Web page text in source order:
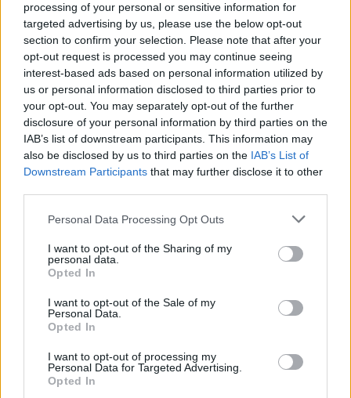
processing of your personal or sensitive information for
targeted advertising by us, please use the below opt-out
section to confirm your selection. Please note that after your
opt-out request is processed you may continue seeing
interest-based ads based on personal information utilized by
us or personal information disclosed to third parties prior to
your opt-out. You may separately opt-out of the further
disclosure of your personal information by third parties on the
IAB’s list of downstream participants. This information may
also be disclosed by us to third parties on the IAB’s List of
Downstream Participants that may further disclose it to other
Please note that this website/app uses one or more Google
not limited to your visit or usage behaviour. You may click to
grant or deny consent to Google and its third-party tags to
use your data for below specified purposes in below Google
consent section.
Personal Data Processing Opt Outs
I want to opt-out of the Sharing of my
personal data.
Opted In
I want to opt-out of the Sale of my
Personal Data.
Opted In
I want to opt-out of processing my
Personal Data for Targeted Advertising.
Opted In
ΑΣΕΠ: Εξ αποστάσεως η πιο Εύκολη
Πιστοποίηση Υπολογιστών σε 2
μέρες
Μάθε πρώτος όλες τις σημαντικές
ειδήσεις.
Βάλε το proson.gr στα αποτελέσματα
αναζήτησης της Google
Δημοφιλείς Ειδήσεις